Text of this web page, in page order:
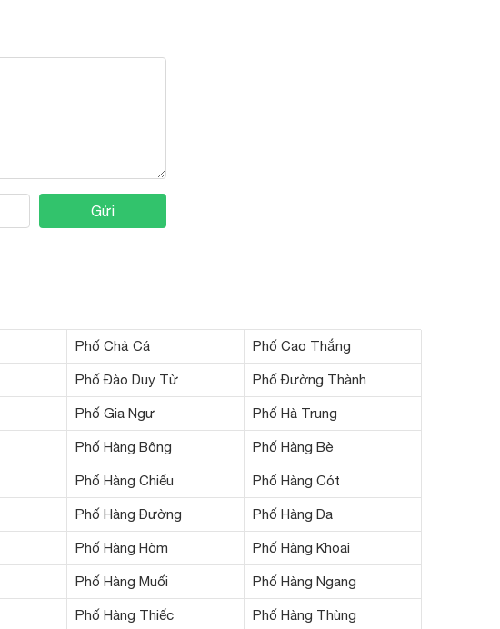
Gửi
Phố Chả Cá Phố Cao Thắng
Phố Đào Duy Từ Phố Đường Thành
Phố Gia Ngư Phố Hà Trung
Phố Hàng Bông Phố Hàng Bè
Phố Hàng Chiếu Phố Hàng Cót
Phố Hàng Đường Phố Hàng Da
Phố Hàng Hòm Phố Hàng Khoai
Phố Hàng Muối Phố Hàng Ngang
Phố Hàng Thiếc Phố Hàng Thùng